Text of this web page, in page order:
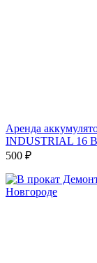
Аренда
INDUSTRIAL 16 В
500 ₽